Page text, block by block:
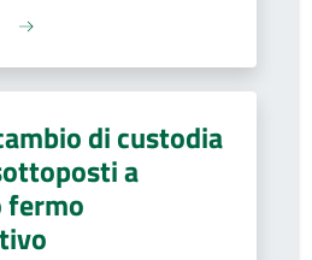
di custodia
a
fermo